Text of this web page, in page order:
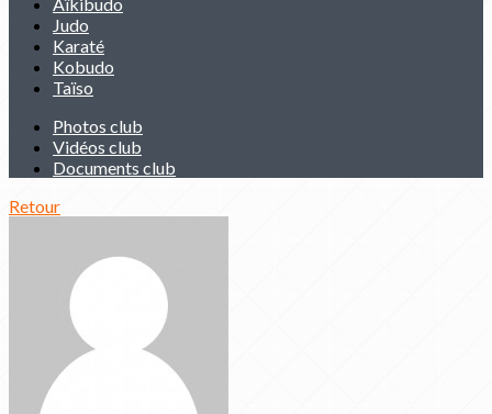
Judo
Karaté
Kobudo
Taïso
Photos club
Vidéos club
Documents club
Retour